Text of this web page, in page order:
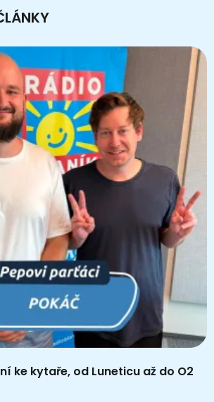
ke kytaře, od Luneticu až do O2